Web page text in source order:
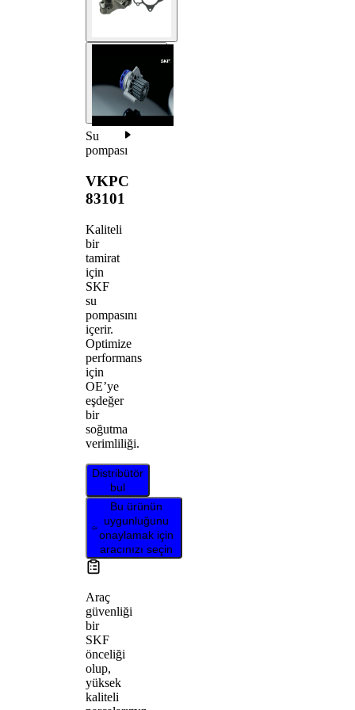
Su
pompası
VKPC
83101
Kaliteli
bir
tamirat
için
SKF
su
pompasını
içerir.
Optimize
performans
için
OE’ye
eşdeğer
bir
soğutma
verimliliği.
Distribütör
bul
Bu ürünün
uygunluğunu
onaylamak için
aracınızı seçin
Araç
güvenliği
bir
SKF
önceliği
olup,
yüksek
kaliteli